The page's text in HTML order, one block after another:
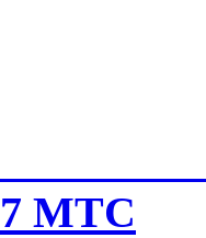
МТС